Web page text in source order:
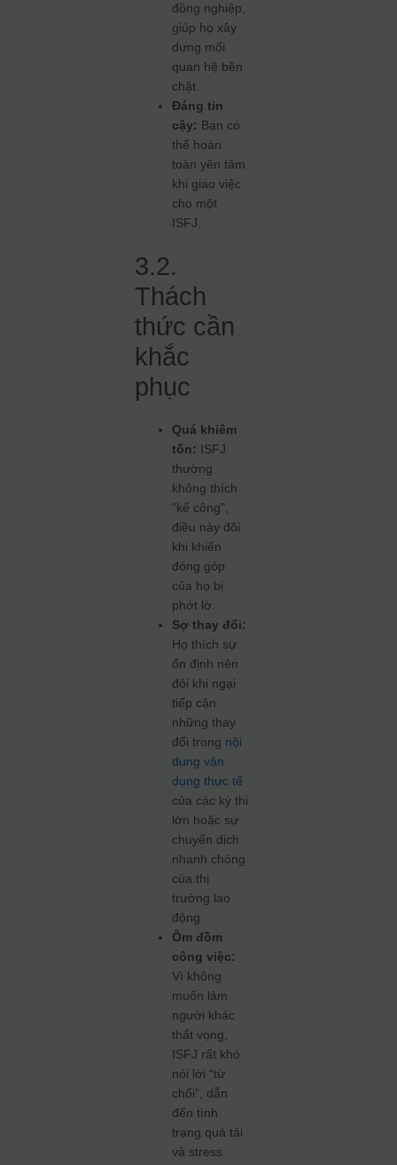
đồng nghiệp,
giúp họ xây
dựng mối
quan hệ bền
chặt.
Đáng tin
cậy: Bạn có
thể hoàn
toàn yên tâm
khi giao việc
cho một
ISFJ.
3.2.
Thách
thức cần
khắc
phục
Quá khiêm
tốn: ISFJ
thường
không thích
“kể công”,
điều này đôi
khi khiến
đóng góp
của họ bị
phớt lờ.
Sợ thay đổi:
Họ thích sự
ổn định nên
đôi khi ngại
tiếp cận
những thay
đổi trong nội
dung vận
dụng thực tế
của các kỳ thi
lớn hoặc sự
chuyển dịch
nhanh chóng
của thị
trường lao
động.
Ôm đồm
công việc:
Vì không
muốn làm
người khác
thất vọng,
ISFJ rất khó
nói lời “từ
chối”, dẫn
đến tình
trạng quá tải
và stress.